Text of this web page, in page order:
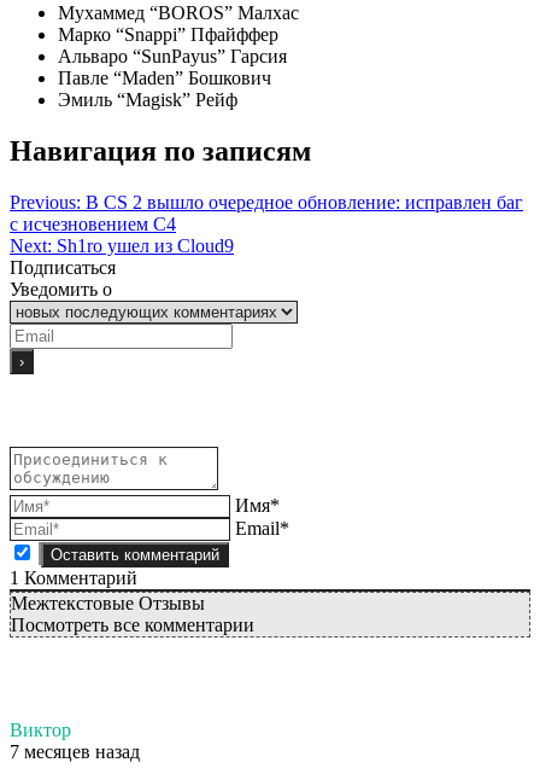
Мухаммед “BOROS” Малхас
Марко “Snappi” Пфайффер
Альваро “SunPayus” Гарсия
Павле “Maden” Бошкович
Эмиль “Magisk” Рейф
Навигация по записям
Previous: В CS 2 вышло очередное обновление: исправлен баг
с исчезновением C4
Next: Sh1ro ушел из Cloud9
Подписаться
Уведомить о
Имя*
Email*
1 Комментарий
Межтекстовые Отзывы
Посмотреть все комментарии
Виктор
7 месяцев назад